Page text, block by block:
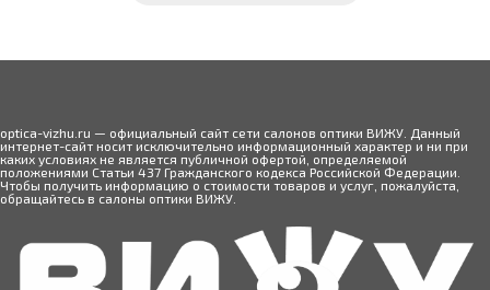
optica-vizhu.ru — официальный сайт сети салонов оптики ВИЖУ. Данный
интернет-сайт носит исключительно информационный характер и ни при
каких условиях не является публичной офертой, определяемой
положениями Статьи 437 Гражданского кодекса Российской Федерации.
Чтобы получить информацию о стоимости товаров и услуг, пожалуйста,
обращайтесь в салоны оптики ВИЖУ.